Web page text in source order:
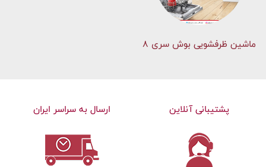
ماشین ظرفشویی بوش سری 8
پشتیبانی آنلاین ارسال به سراسر ایران